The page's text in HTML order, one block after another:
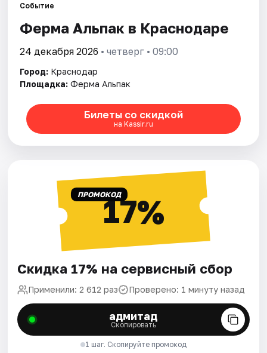
Событие
Ферма Альпак в Краснодаре
24 декабря 2026 • четверг • 09:00
Город: Краснодар
Площадка: Ферма Альпак
Билеты со скидкой
на Kassir.ru
ПРОМОКОД17%
Скидка 17% на сервисный сбор
Применили: 2 612 раз Проверено: 1 минуту назад
адмитад
Скопировать
1 шаг. Скопируйте промокод